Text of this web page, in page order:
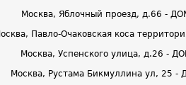
Москва, Яблочный проезд, д.66 -
Павло-Очаковская коса
Москва, Успенского улица, д.26 -
Москва, Рустама Бикмуллина ул, 25 -